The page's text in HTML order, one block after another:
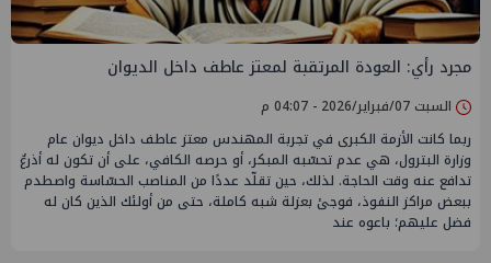
مجرد رأي: العودة المرتقبة لمعتز عاطف داخل الديوان
السبت 07/فبراير/2026 - 04:07 م
ربما كانت الأزمة الكبرى في تجربة المهندس معتز عاطف داخل ديوان عام
وزارة البترول، هي عدم تحسّبه المبكر، أو حرصه الكافي، على أن تكون له أذرعٌ
تدافع عنه وقت الحاجة. لذلك، حين تقلّد عددًا من المناصب الحسّاسة واصطدم
ببعض مراكز النفوذ، فوجئ بعزلة شبه كاملة، حتى من أولئك الذين كان له
فضل عليهم؛ باعوه عند